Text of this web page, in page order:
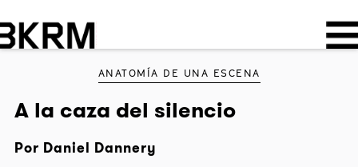
ANATOMÍA DE UNA ESCENA
A la caza del silencio
Por Daniel Dannery